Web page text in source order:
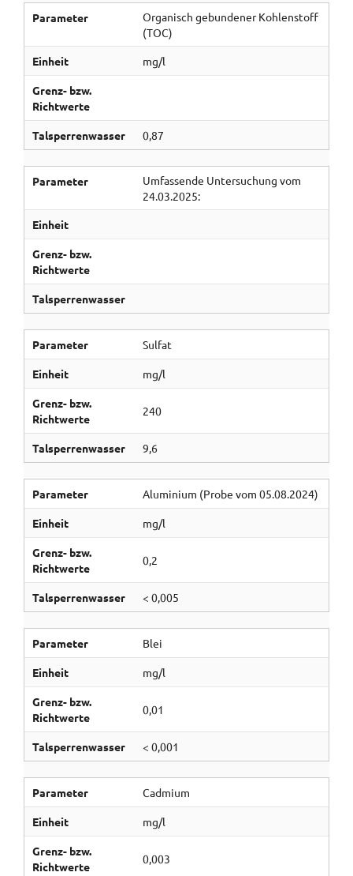
Parameter
Organisch gebundener Kohlenstoff
(TOC)
Einheit
mg/l
Grenz- bzw.
Richtwerte
Talsperrenwasser 0,87
Parameter
Umfassende Untersuchung vom
24.03.2025:
Einheit
Grenz- bzw.
Richtwerte
Talsperrenwasser
Parameter Sulfat
Einheit mg/l
Grenz- bzw.
Richtwerte
240
Talsperrenwasser 9,6
Parameter Aluminium (Probe vom 05.08.2024)
Einheit mg/l
Grenz- bzw.
Richtwerte
0,2
Talsperrenwasser < 0,005
Parameter Blei
Einheit mg/l
Grenz- bzw.
Richtwerte
0,01
Talsperrenwasser < 0,001
Parameter Cadmium
Einheit mg/l
Grenz- bzw.
Richtwerte
0,003